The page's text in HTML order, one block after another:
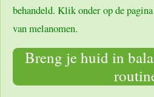
behandeld. Klik onder op de
van melanomen.
Breng je huid in